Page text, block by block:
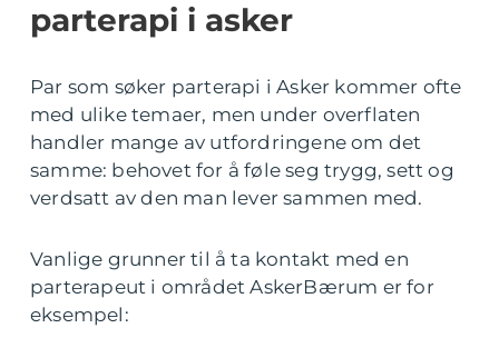
parterapi i asker
Par som søker parterapi i Asker kommer ofte
med ulike temaer, men under overflaten
handler mange av utfordringene om det
samme: behovet for å føle seg trygg, sett og
verdsatt av den man lever sammen med.
Vanlige grunner til å ta kontakt med en
parterapeut i området AskerBærum er for
eksempel: